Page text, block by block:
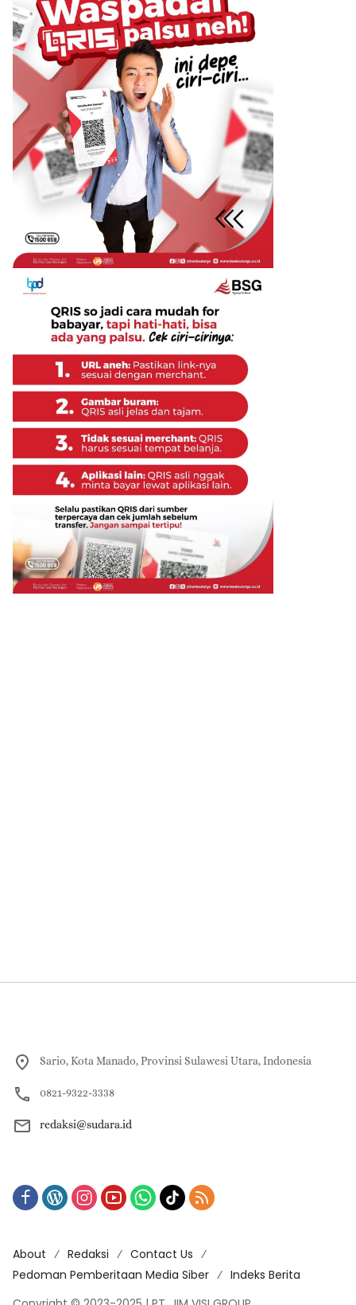
Sario, Kota Manado, Provinsi Sulawesi Utara, Indonesia
0821-9322-3338
redaksi@sudara.id
About Redaksi
Contact Us
Pedoman Pemberitaan Media Siber
Indeks Berita